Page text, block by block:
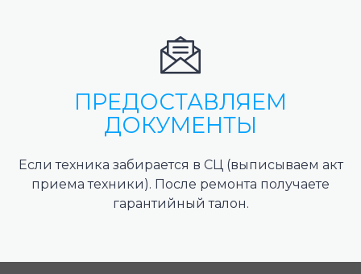
ПРЕДОСТАВЛЯЕМ
ДОКУМЕНТЫ
Если техника забирается в СЦ (выписываем акт
приема техники). После ремонта получаете
гарантийный талон.